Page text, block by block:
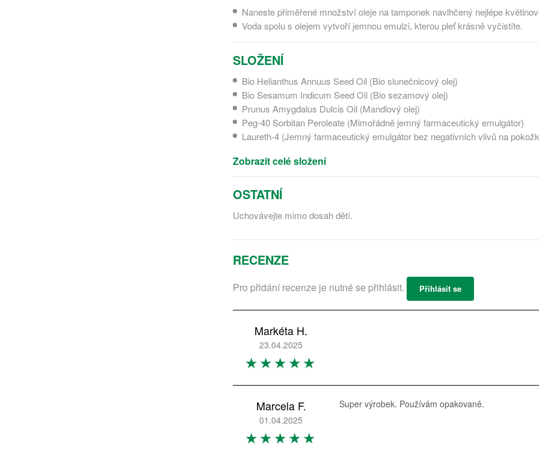
Naneste přiměřené množství oleje na tamponek navlhčený nejlépe
Voda spolu s olejem vytvoří jemnou emulzi, kterou pleť krásně vyčistíte.
SLOŽENÍ
Bio Helianthus Annuus Seed Oil (Bio slunečnicový olej)
Bio Sesamum Indicum Seed Oil (Bio sezamový olej)
Prunus Amygdalus Dulcis Oil (Mandlový olej)
Peg-40 Sorbitan Peroleate (Mimořádně jemný farmaceutický emulgátor)
Laureth-4 (Jemný farmaceutický emulgátor bez negativních vlivů na
Zobrazit celé složení
OSTATNÍ
Uchovávejte mimo dosah dětí.
RECENZE
Pro přidání recenze je nutné se přihlásit. Přihlásit se
Markéta H.
23.04.2025
Marcela F.
01.04.2025
Super výrobek. Používám opakovaně.